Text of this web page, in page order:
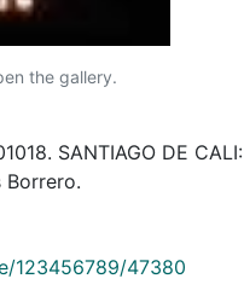
the gallery.
SANTIAGO DE CALI:
123456789/47380